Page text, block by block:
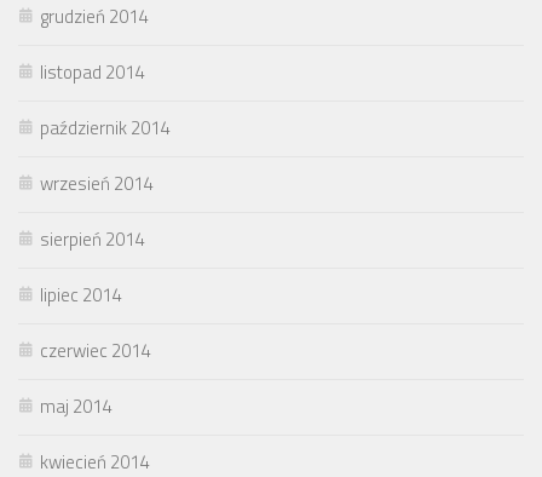
grudzień 2014
listopad 2014
październik 2014
wrzesień 2014
sierpień 2014
lipiec 2014
czerwiec 2014
maj 2014
kwiecień 2014